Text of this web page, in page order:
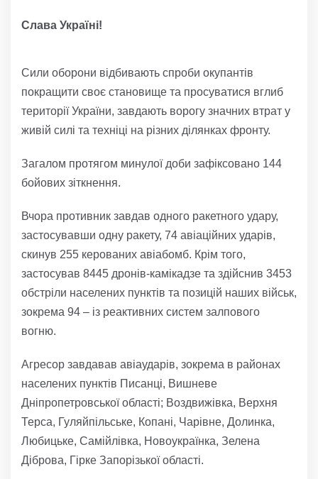
Слава Україні!
Сили оборони відбивають спроби окупантів
покращити своє становище та просуватися вглиб
території України, завдають ворогу значних втрат у
живій силі та техніці на різних ділянках фронту.
Загалом протягом минулої доби зафіксовано 144
бойових зіткнення.
Вчора противник завдав одного ракетного удару,
застосувавши одну ракету, 74 авіаційних ударів,
скинув 255 керованих авіабомб. Крім того,
застосував 8445 дронів-камікадзе та здійснив 3453
обстріли населених пунктів та позицій наших військ,
зокрема 94 – із реактивних систем залпового
вогню.
Агресор завдавав авіаударів, зокрема в районах
населених пунктів Писанці, Вишневе
Дніпропетровської області; Воздвижівка, Верхня
Терса, Гуляйпільське, Копані, Чарівне, Долинка,
Любицьке, Самійлівка, Новоукраїнка, Зелена
Діброва, Гірке Запорізької області.